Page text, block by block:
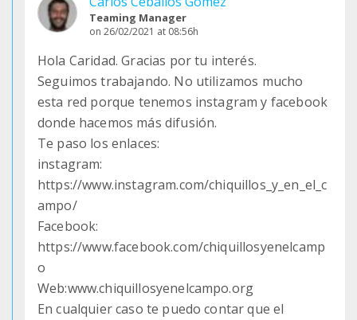
Teaming Manager
on 26/02/2021 at 08:56h
Hola Caridad. Gracias por tu interés.
Seguimos trabajando. No utilizamos mucho
esta red porque tenemos instagram y facebook
donde hacemos más difusión.
Te paso los enlaces:
instagram:
https://www.instagram.com/chiquillos_y_en_el_c
ampo/
Facebook:
https://www.facebook.com/chiquillosyenelcamp
o
Web:www.chiquillosyenelcampo.org
En cualquier caso te puedo contar que el